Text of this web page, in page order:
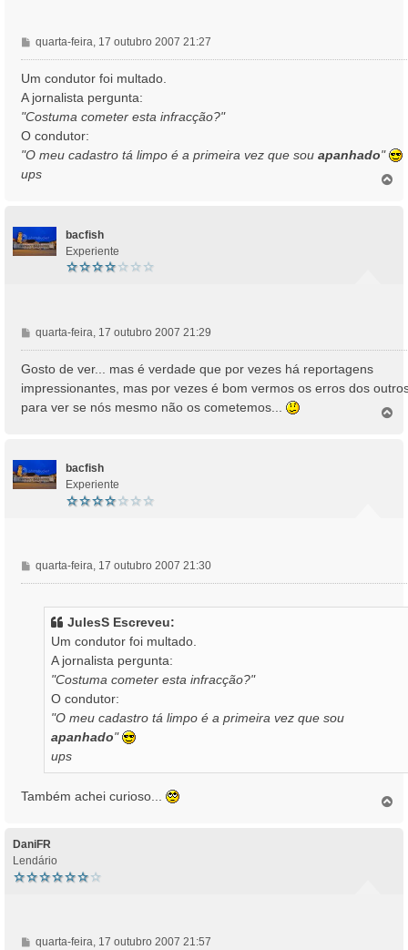
M
e
n
s
a
g
e
m
quarta-feira, 17 outubro 2007 21:27
Um condutor foi multado.
A jornalista pergunta:
"Costuma cometer esta infracção?"
O condutor:
"O meu cadastro tá limpo é a primeira vez que sou apanhado"
ups
bacfish
Experiente
M
e
n
a
g
quarta-feira, 17 outubro 2007 21:29
Gosto de ver... mas é verdade que por vezes há reportagens
impressionantes, mas por vezes é bom vermos os erros dos
para ver se nós mesmo não os cometemos...
bacfish
Experiente
M
e
quarta-feira, 17 outubro 2007 21:30
JulesS Escreveu:
Um condutor foi multado.
A jornalista pergunta:
"Costuma cometer esta infracção?"
O condutor:
"O meu cadastro tá limpo é a primeira vez que sou
apanhado"
ups
Também achei curioso...
DaniFR
Lendário
M
quarta-feira, 17 outubro 2007 21:57